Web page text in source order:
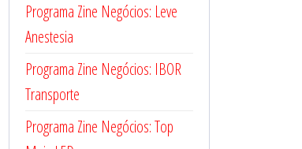
Programa Zine Negócios: Leve
Anestesia
Programa Zine Negócios: IBOR
Transporte
Programa Zine Negócios: Top